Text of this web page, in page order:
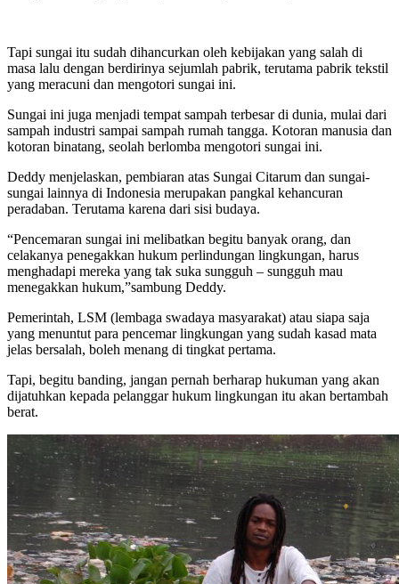
Tapi sungai itu sudah dihancurkan oleh kebijakan yang salah di
masa lalu dengan berdirinya sejumlah pabrik, terutama pabrik tekstil
yang meracuni dan mengotori sungai ini.
Sungai ini juga menjadi tempat sampah terbesar di dunia, mulai dari
sampah industri sampai sampah rumah tangga. Kotoran manusia dan
kotoran binatang, seolah berlomba mengotori sungai ini.
Deddy menjelaskan, pembiaran atas Sungai Citarum dan sungai-
sungai lainnya di Indonesia merupakan pangkal kehancuran
peradaban. Terutama karena dari sisi budaya.
“Pencemaran sungai ini melibatkan begitu banyak orang, dan
celakanya penegakkan hukum perlindungan lingkungan, harus
menghadapi mereka yang tak suka sungguh – sungguh mau
menegakkan hukum,”sambung Deddy.
Pemerintah, LSM (lembaga swadaya masyarakat) atau siapa saja
yang menuntut para pencemar lingkungan yang sudah kasad mata
jelas bersalah, boleh menang di tingkat pertama.
Tapi, begitu banding, jangan pernah berharap hukuman yang akan
dijatuhkan kepada pelanggar hukum lingkungan itu akan bertambah
berat.